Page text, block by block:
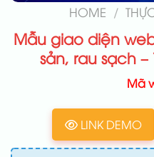
HOME /
Mẫu giao diện
sản, rau sạch –
Mã
LINK DEMO